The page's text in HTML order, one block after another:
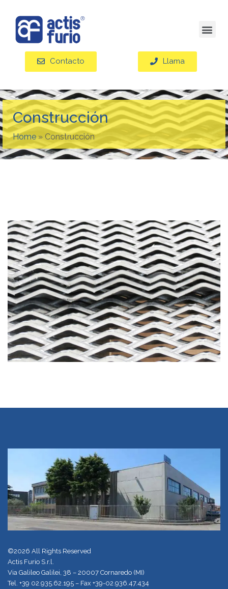
Contacto Llama
Construcción
Home » Construcción
©2026 All Rights Reserved
Actis Furio S.r.l.
Via Galileo Galilei, 38 – 20007 Cornaredo (MI)
Tel. +39 02.935.62.195 – Fax +39-02.936.47.434